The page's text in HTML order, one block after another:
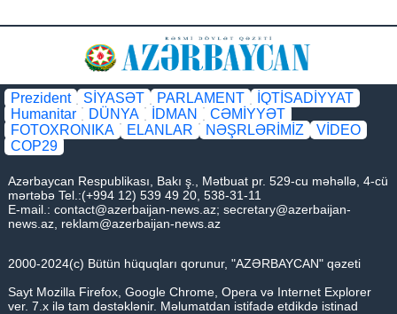
Prezident SİYASƏT PARLAMENT
İQTİSADİYYAT
Humanitar
DÜNYA İDMAN
CƏMİYYƏT
FOTOXRONIKA
ELANLAR NƏŞRLƏRİMİZ
VİDEO
COP29
Azərbaycan Respublikası, Bakı ş., Mətbuat pr. 529-cu məhəllə, 4-cü
mərtəbə Tel.:(+994 12) 539 49 20, 538-31-11
E-mail.: contact@azerbaijan-news.az; secretary@azerbaijan-
news.az reklam@azerbaijan-news.az
2000-2024(c) Bütün hüquqları qorunur, "AZƏRBAYCAN" qəzeti
Sayt Mozilla Firefox, Google Chrome, Opera və Internet Explorer
ver. 7.x ilə tam dəstəklənir. Məlumatdan istifadə etdikdə istinad